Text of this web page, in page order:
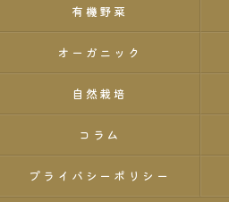
有機野菜
オーガニック
自然栽培
コラム
プライバシーポリシー